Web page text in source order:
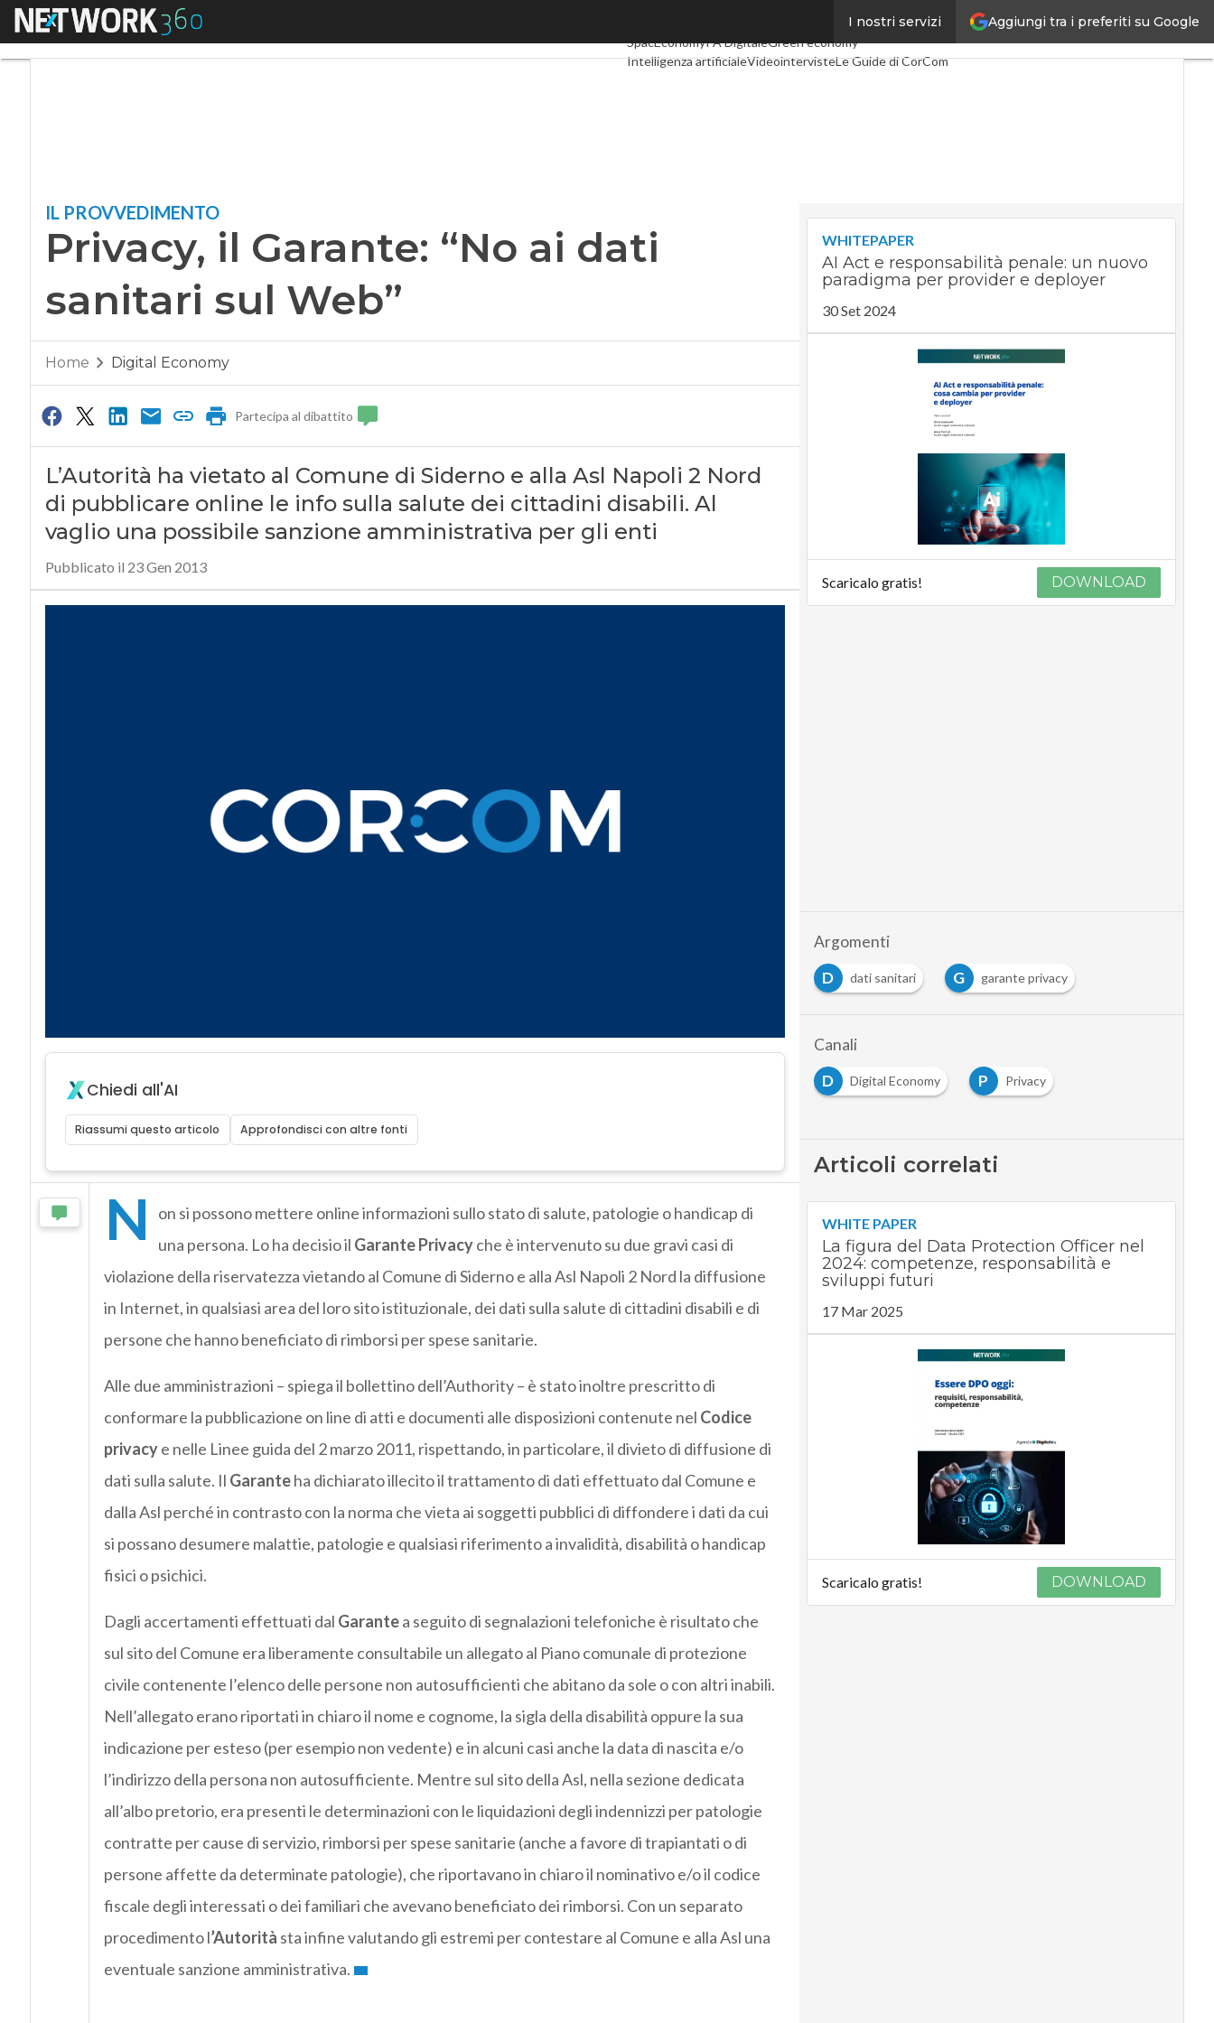
Aggiungi tra i preferiti su Google
I nostri servizi
Menu
Industria 4.0
SpacEconomyPA DigitaleGreen economy
Intelligenza artificialeVideointervisteLe Guide di CorCom
IL PROVVEDIMENTO
Privacy, il Garante: “No ai dati
sanitari sul Web”
Home Digital Economy
Partecipa al dibattito
L’Autorità ha vietato al Comune di Siderno e alla Asl Napoli 2 Nord
di pubblicare online le info sulla salute dei cittadini disabili. Al
vaglio una possibile sanzione amministrativa per gli enti
Pubblicato il 23 Gen 2013
Chiedi all'AI
Riassumi questo articolo Approfondisci con altre fonti
N
on si possono mettere online informazioni sullo stato di salute, patologie o handicap di
una persona. Lo ha decisio il Garante Privacyche è intervenuto su due gravi casi di
violazione della riservatezza vietando al Comune di Siderno e alla Asl Napoli 2 Nord la diffusione
in Internet, in qualsiasi area del loro sito istituzionale, dei dati sulla salute di cittadini disabili e di
persone che hanno beneficiato di rimborsi per spese sanitarie.
Alle due amministrazioni – spiega il bollettino dell’Authority – è stato inoltre prescritto di
conformare la pubblicazione on line di atti e documenti alle disposizioni contenute nel Codice
privacye nelle Linee guida del 2 marzo 2011, rispettando, in particolare, il divieto di diffusione di
dati sulla salute. Il Garanteha dichiarato illecito il trattamento di dati effettuato dal Comune e
dalla Asl perché in contrasto con la norma che vieta ai soggetti pubblici di diffondere i dati da cui
si possano desumere malattie, patologie e qualsiasi riferimento a invalidità, disabilità o handicap
fisici o psichici.
Dagli accertamenti effettuati dal Garantea seguito di segnalazioni telefoniche è risultato che
sul sito del Comune era liberamente consultabile un allegato al Piano comunale di protezione
civile contenente l’elenco delle persone non autosufficienti che abitano da sole o con altri inabili.
Nell’allegato erano riportati in chiaro il nome e cognome, la sigla della disabilità oppure la sua
indicazione per esteso (per esempio non vedente) e in alcuni casi anche la data di nascita e/o
l’indirizzo della persona non autosufficiente. Mentre sul sito della Asl, nella sezione dedicata
all’albo pretorio, era presenti le determinazioni con le liquidazioni degli indennizzi per patologie
contratte per cause di servizio, rimborsi per spese sanitarie (anche a favore di trapiantati o di
persone affette da determinate patologie), che riportavano in chiaro il nominativo e/o il codice
fiscale degli interessati o dei familiari che avevano beneficiato dei rimborsi. Con un separato
procedimento l’Autorità sta infine valutando gli estremi per contestare al Comune e alla Asl una
eventuale sanzione amministrativa.
WHITEPAPER
AI Act e responsabilità penale: un nuovo
paradigma per provider e deployer
30 Set 2024
Scaricalo gratis! DOWNLOAD
Argomenti
D
dati sanitari G garante privacy
Canali
D
Digital Economy P Privacy
Articoli correlati
WHITE PAPER
La figura del Data Protection Officer nel
2024: competenze, responsabilità e
sviluppi futuri
17 Mar 2025
Scaricalo gratis! DOWNLOAD